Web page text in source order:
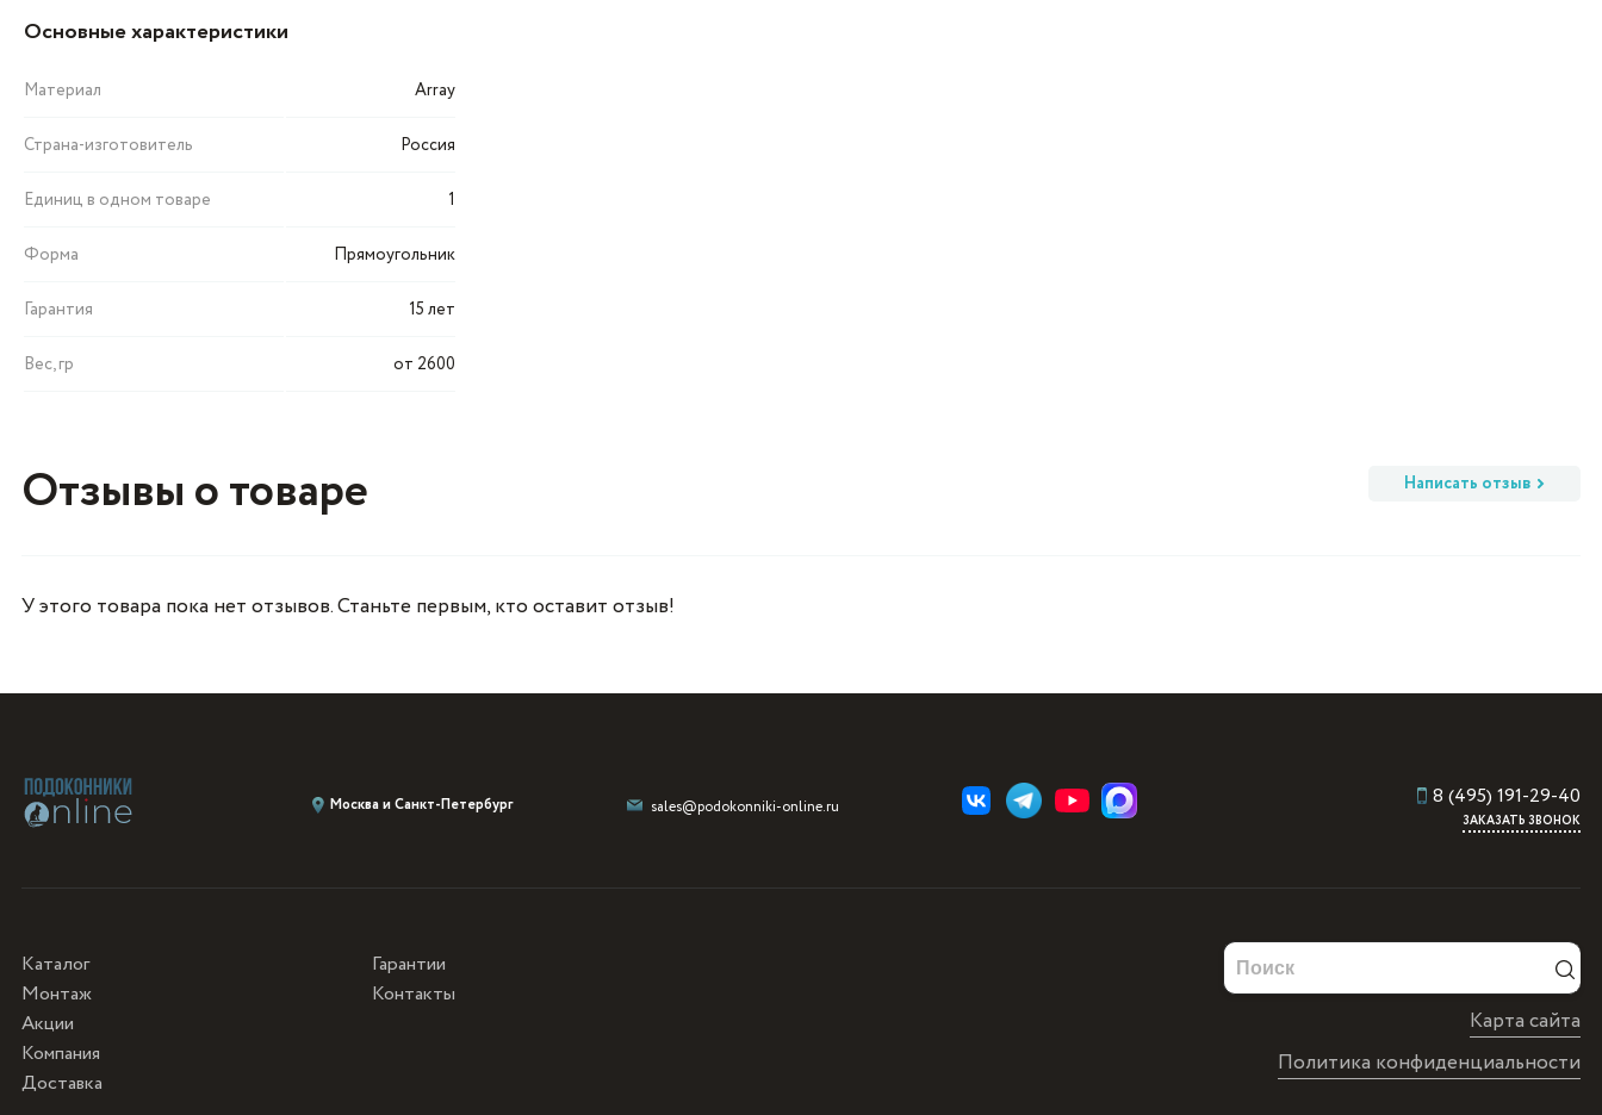
Основные характеристики
Материал Array
Страна-изготовитель Россия
Единиц в одном товаре 1
Форма Прямоугольник
Гарантия 15 лет
Вес, гр от 2600
Отзывы о товаре Написать отзыв
У этого товара пока нет отзывов. Станьте первым, кто оставит отзыв!
Москва и Санкт-Петербург sales@podokonniki-online.ru 8 (495) 191-29-40
ЗАКАЗАТЬ ЗВОНОК
Каталог
Монтаж
Акции
Компания
Доставка
Гарантии
Контакты
Карта сайта
Политика конфиденциальности